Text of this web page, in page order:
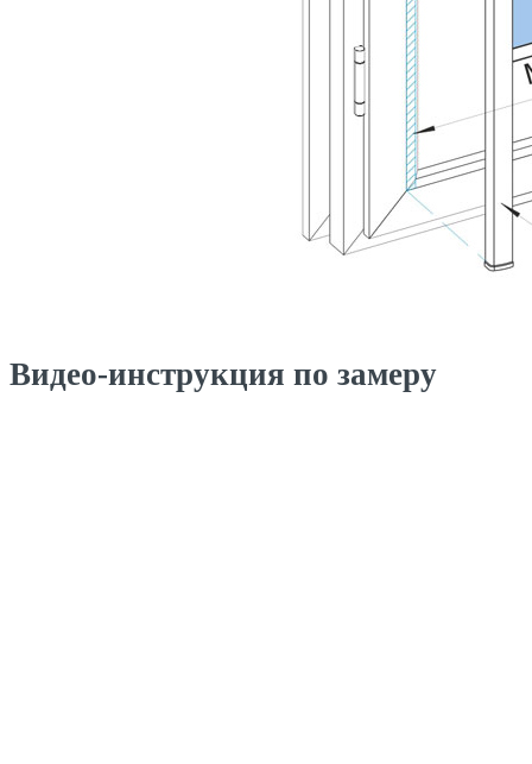
Видео-инструкция по замеру